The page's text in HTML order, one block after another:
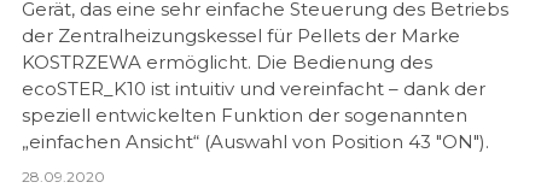
Gerät, das eine sehr einfache Steuerung des Betriebs
der Zentralheizungskessel für Pellets der Marke
KOSTRZEWA ermöglicht. Die Bedienung des
ecoSTER_K10 ist intuitiv und vereinfacht – dank der
speziell entwickelten Funktion der sogenannten
„einfachen Ansicht“ (Auswahl von Position 43 "ON").
28.09.2020